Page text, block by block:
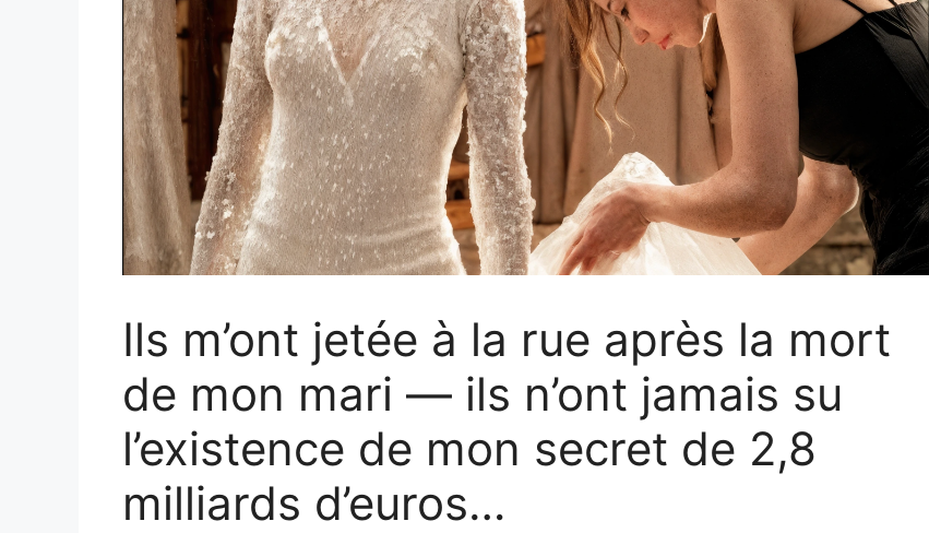
Ils m’ont jetée à la rue après la mort
de mon mari — ils n’ont jamais su
l’existence de mon secret de 2,8
milliards d’euros…